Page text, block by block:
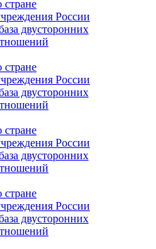
России
двусторонних
России
двусторонних
России
двусторонних
России
двусторонних